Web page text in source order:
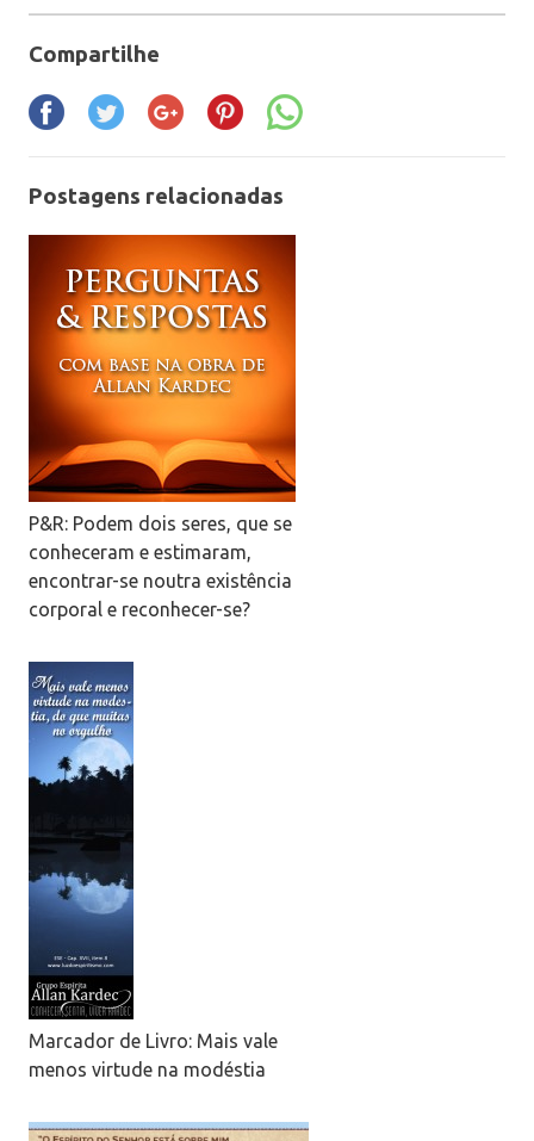
Post
Compartilhe
Postagens relacionadas
P&R: Podem dois seres, que se
conheceram e estimaram,
encontrar-se noutra existência
corporal e reconhecer-se?
Marcador de Livro: Mais vale
menos virtude na modéstia